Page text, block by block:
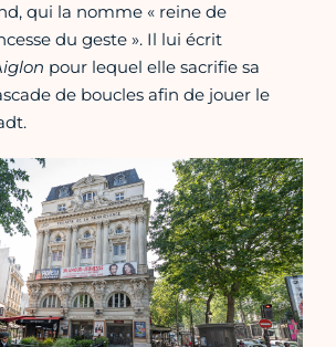
qui la nomme « reine de
du geste ». Il lui écrit
pour lequel elle sacrifie sa
de boucles afin de jouer le